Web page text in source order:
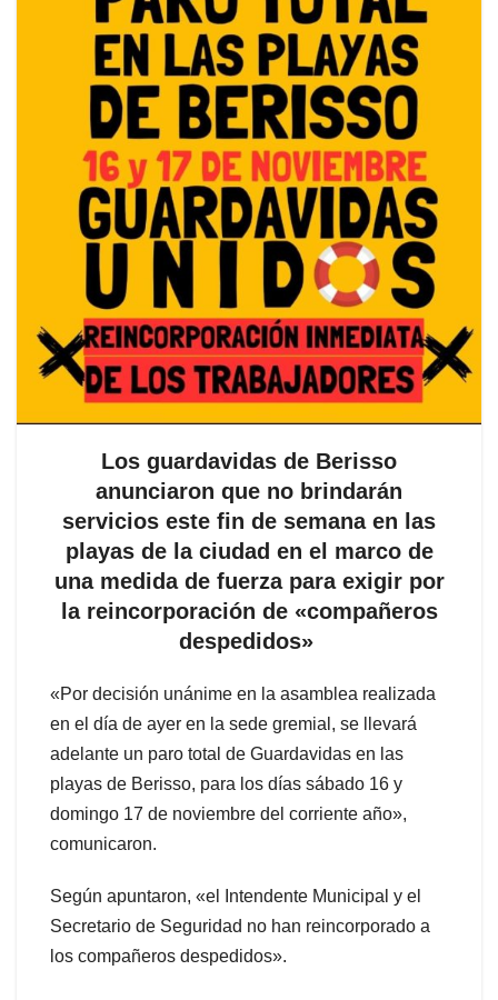
Los guardavidas de Berisso
anunciaron que no brindarán
servicios este fin de semana en las
playas de la ciudad en el marco de
una medida de fuerza para exigir por
la reincorporación de «compañeros
despedidos»
«Por decisión unánime en la asamblea realizada
en el día de ayer en la sede gremial, se llevará
adelante un paro total de Guardavidas en las
playas de Berisso, para los días sábado 16 y
domingo 17 de noviembre del corriente año»,
comunicaron.
Según apuntaron, «el Intendente Municipal y el
Secretario de Seguridad no han reincorporado a
los compañeros despedidos».